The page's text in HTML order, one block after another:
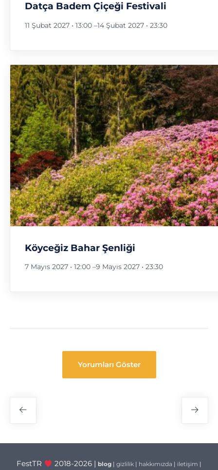
Datça Badem Çiçeği Festivali
11 Şubat 2027 • 13:00 –14 Şubat 2027 • 23:30
Köyceğiz Bahar Şenliği
7 Mayıs 2027 • 12:00 –9 Mayıs 2027 • 23:30
Yorumları Göster
FestTR 2018-2026 | blog| gizlilik| hakkımızda | iletişim |